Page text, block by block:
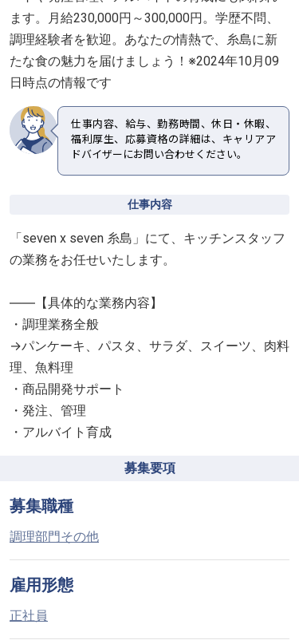
ます。月給230,000円～300,000円。学歴不問、
調理経験者を歓迎。あなたの情熱で、糸島に新
たな食の魅力を届けましょう！※2024年10月09
日時点の情報です
仕事内容、給与、勤務時間、休日・休暇、
福利厚生、応募資格の詳細は、キャリアア
ドバイザーにお問い合わせください。
仕事内容
「seven x seven 糸島」にて、キッチンスタッフ
の業務をお任せいたします。
――【具体的な業務内容】
・調理業務全般
→パンケーキ、パスタ、サラダ、スイーツ、肉料
理、魚料理
・商品開発サポート
・発注、管理
・アルバイト育成
募集要項
募集職種
調理部門その他
雇用形態
正社員